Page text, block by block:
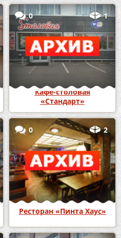
0 1
Кафе-столовая
«Стандарт»
0 2
Ресторан «Пинта Хаус»